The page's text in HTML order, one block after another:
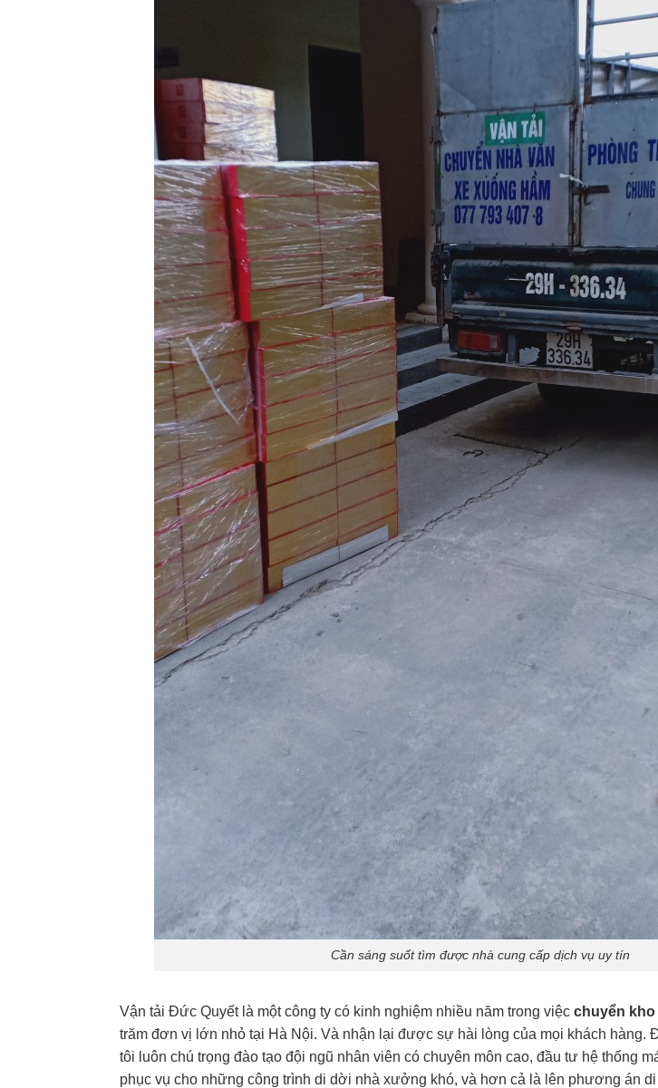
Cần sáng suốt tìm được nhà cung cấp dịch vụ uy tín
Vận tải Đức Quyết là một công ty có kinh nghiệm nhiều năm trong việc chuyển
trăm đơn vị lớn nhỏ tại Hà Nội. Và nhận lại được sự hài lòng của mọi khách hàng.
tôi luôn chú trọng đào tạo đội ngũ nhân viên có chuyên môn cao, đầu tư hệ thống
phục vụ cho những công trình di dời nhà xưởng khó, và hơn cả là lên phương án